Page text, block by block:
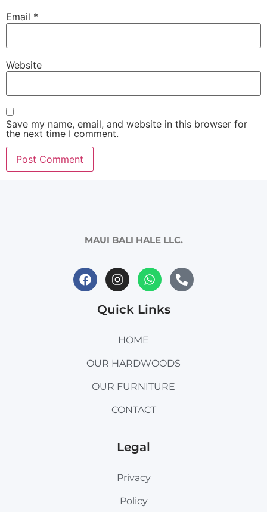
Email *
Website
Save my name, email, and website in this browser for
the next time I comment.
MAUI BALI HALE LLC.
Quick Links
HOME
OUR HARDWOODS
OUR FURNITURE
CONTACT
Legal
Privacy
Policy